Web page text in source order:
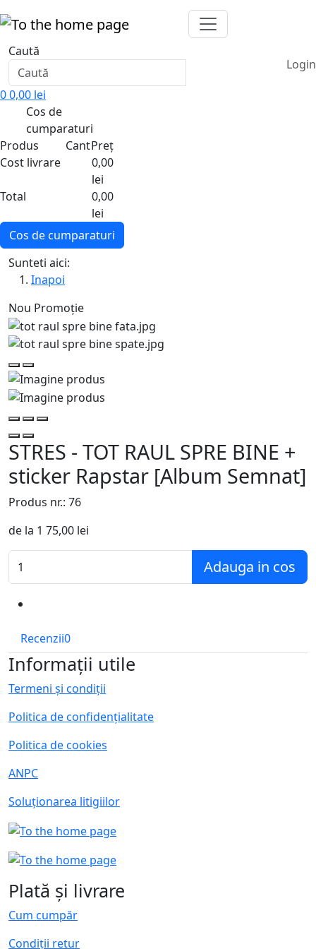
Caută
Login
00,00 lei
Cos de
cumparaturi
Produs
CantPreț
Cost livrare
0,00
lei
Total
0,00
lei
Cos de cumparaturi
Sunteti aici:
Inapoi
Nou Promoție
STRES - TOT RAUL SPRE BINE +
sticker Rapstar [Album Semnat]
Produs nr.: 76
de la 1 75,00 lei
Adauga in cos
Recenzii0
Informații utile
Termeni și condiții
Politica de confidențialitate
Politica de cookies
ANPC
Soluționarea litigiilor
Plată și livrare
Cum cumpăr
Condiții retur